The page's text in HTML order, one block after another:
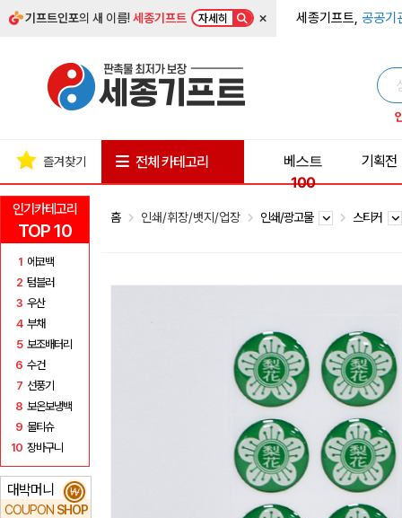
기프트인포의 새 이름!세종기프트 자세히 × 세종기프트, 공공기
인기카테고리
TOP 10
1 에코백
2 텀블러
3 우산
4 부채
5 보조배터리
6 수건
7 선풍기
8 보온보냉백
9 물티슈
10 장바구니
대박머니
COUPON SHOP
₩
즐겨찾기 전체 카테고리
베스트
100
기획전
홈 인쇄/휘장/뱃지/업장 인쇄/광고물 스티커